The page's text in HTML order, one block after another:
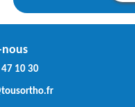
10 30